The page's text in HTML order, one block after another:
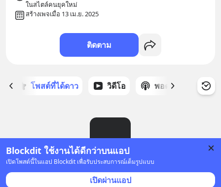
Blockdit ใช้งานได้ดีกว่าบนแอป
เปิดโพสต์นี้ในแอป Blockdit เพื่อรับประสบการณ์เต็มรูปแบบ
เปิดผ่านแอป
สร้างเพจเมื่อ 13 เม.ย. 2025
ติดตาม
โพสต์ที่ได้ดาว วิดีโอ พอดแคสต์
ยังไม่มีโพสต์